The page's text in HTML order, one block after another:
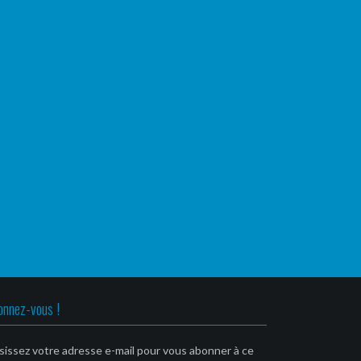
vous !
votre adresse e-mail pour vous abonner à ce